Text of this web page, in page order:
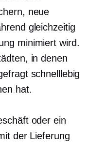
neue
gleichzeitig
minimiert wird.
in denen
schnelllebig
hat.
oder ein
der Lieferung